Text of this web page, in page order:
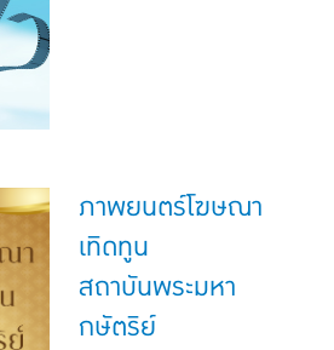
ะกับคุณ
ภาพยนตร์โฆษณา
เทิดทูน
สถาบันพระมหา
กษัตริย์